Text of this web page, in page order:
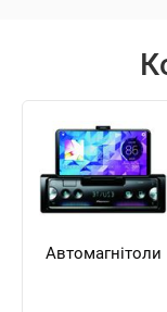
Автомагнітоли